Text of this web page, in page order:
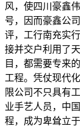
风，使四川豪鑫
号，因而豪鑫公
评，工行南充实
接并交户利用了
目，都需要专来
工程。凭仗现代
限公司不只具有
业手艺人员，中
程，成为卑耸立